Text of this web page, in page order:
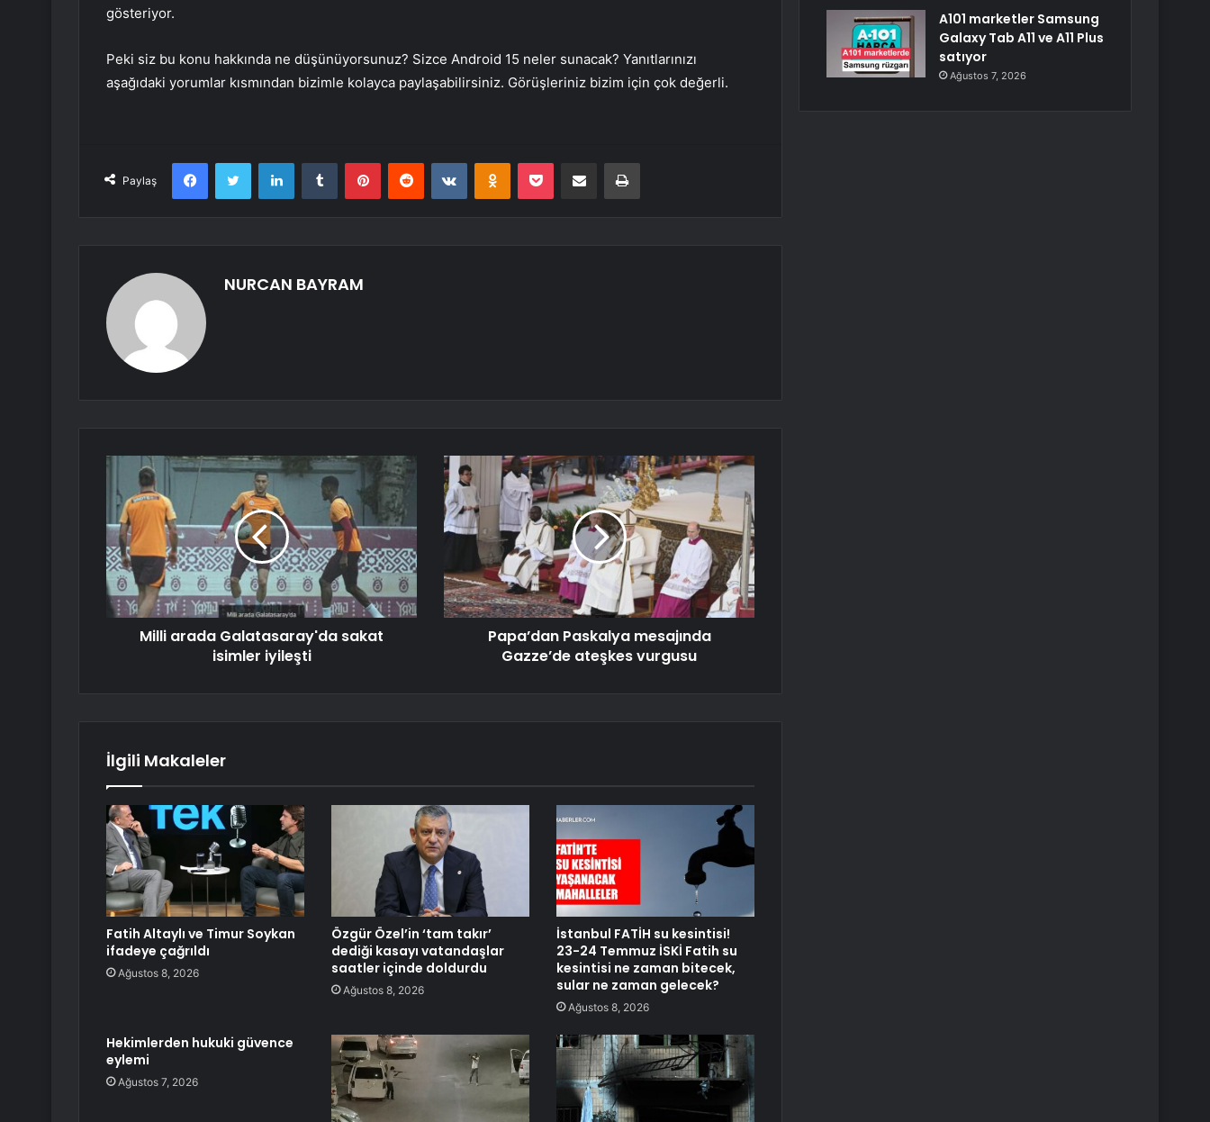
gösteriyor.
Peki siz bu konu hakkında ne düşünüyorsunuz? Sizce Android 15 neler sunacak? Yanıtlarınızı
aşağıdaki yorumlar kısmından bizimle kolayca paylaşabilirsiniz. Görüşleriniz bizim için çok değerli.
Paylaş
FacebookTwitter LinkedInTumblr PinterestReddit VKontakteOdnoklassniki
Pocket E-Posta ile paylaş Yazdır
NURCAN BAYRAM
Milli arada Galatasaray'da sakat
isimler iyileşti
Papa’dan Paskalya mesajında
Gazze’de ateşkes vurgusu
İlgili Makaleler
Fatih Altaylı ve Timur Soykan
ifadeye çağrıldı
Ağustos 8, 2026
Özgür Özel’in ‘tam takır’
dediği kasayı vatandaşlar
saatler içinde doldurdu
Ağustos 8, 2026
İstanbul FATİH su kesintisi!
23-24 Temmuz İSKİ Fatih su
kesintisi ne zaman bitecek,
sular ne zaman gelecek?
Ağustos 8, 2026
Hekimlerden hukuki güvence
eylemi
Ağustos 7, 2026
A101 marketler Samsung
Galaxy Tab A11 ve A11 Plus
satıyor
Ağustos 7, 2026